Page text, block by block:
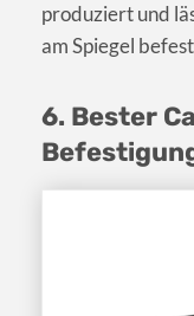
produziert und
am Spiegel
6. Bester